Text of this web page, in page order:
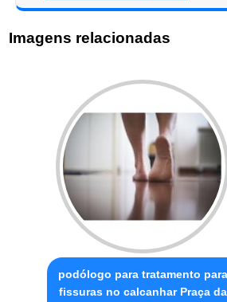
Imagens relacionadas
podólogo para tratamento para
fissuras no calcanhar Praça da